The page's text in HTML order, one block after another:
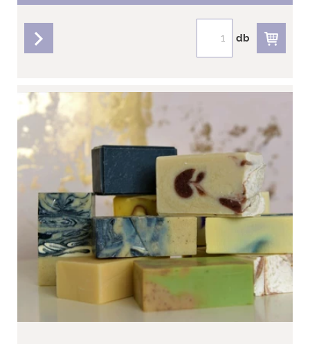
db
Konzultáció 30 perc
Szappan bérgyártás - konzultáció